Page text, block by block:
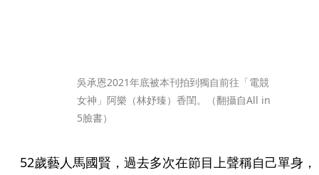
吳承恩2021年底被本刊拍到獨自前往「電競
女神」阿樂（林妤臻）香閨。（翻攝自All in
5臉書）
52歲藝人馬國賢，過去多次在節目上聲稱自己單身，